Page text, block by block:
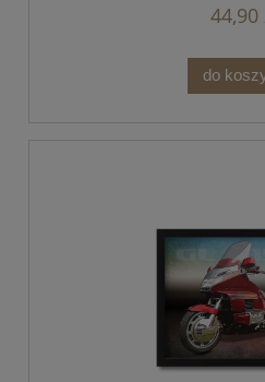
44,90
do